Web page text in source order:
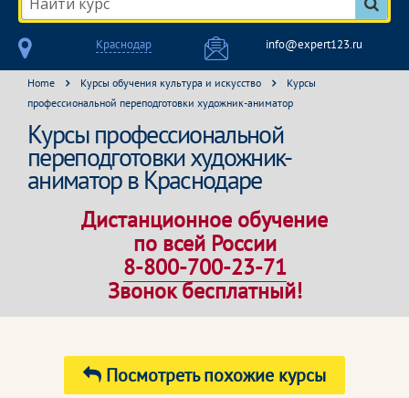
Краснодар info@expert123.ru
Home Курсы обучения культура и искусство
Курсы
профессиональной переподготовки художник-аниматор
Курсы профессиональной
переподготовки художник-
аниматор в Краснодаре
Дистанционное обучение
по всей России
8-800-700-23-71
Звонок бесплатный!
Посмотреть похожие курсы